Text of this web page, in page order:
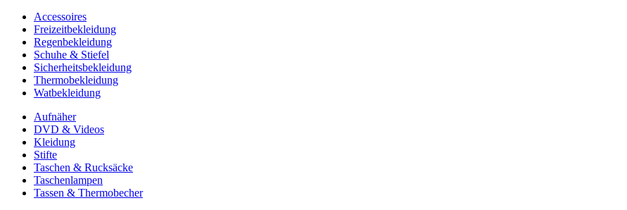
Accessoires
Freizeitbekleidung
Regenbekleidung
Schuhe & Stiefel
Sicherheitsbekleidung
Thermobekleidung
Watbekleidung
Aufnäher
DVD & Videos
Kleidung
Stifte
Taschen & Rucksäcke
Taschenlampen
Tassen & Thermobecher